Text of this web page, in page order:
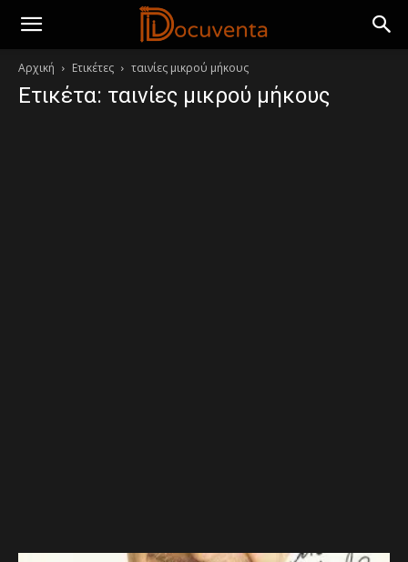
Αρχική Ετικέτες ταινίες μικρού μήκους
Ετικέτα: ταινίες μικρού μήκους